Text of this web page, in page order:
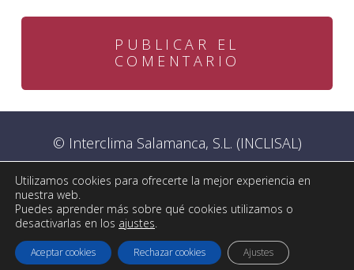
PUBLICAR EL
COMENTARIO
© Interclima Salamanca, S.L. (INCLISAL)
Aviso legal–Política de privacidad–Declaración
de accesibilidad–Política de Cookies
Web diseñada y desarrollada porMobente
Utilizamos cookies para ofrecerte la mejor experiencia en
nuestra web.
Puedes aprender más sobre qué cookies utilizamos o
desactivarlas en los ajustes.
Aceptar cookies Rechazar cookies Ajustes